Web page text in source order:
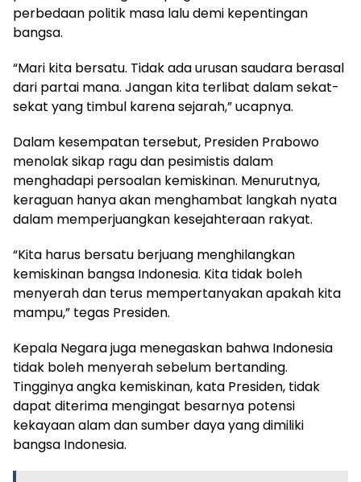
perbedaan politik masa lalu demi kepentingan
bangsa.
“Mari kita bersatu. Tidak ada urusan saudara berasal
dari partai mana. Jangan kita terlibat dalam sekat-
sekat yang timbul karena sejarah,” ucapnya.
Dalam kesempatan tersebut, Presiden Prabowo
menolak sikap ragu dan pesimistis dalam
menghadapi persoalan kemiskinan. Menurutnya,
keraguan hanya akan menghambat langkah nyata
dalam memperjuangkan kesejahteraan rakyat.
“Kita harus bersatu berjuang menghilangkan
kemiskinan bangsa Indonesia. Kita tidak boleh
menyerah dan terus mempertanyakan apakah kita
mampu,” tegas Presiden.
Kepala Negara juga menegaskan bahwa Indonesia
tidak boleh menyerah sebelum bertanding.
Tingginya angka kemiskinan, kata Presiden, tidak
dapat diterima mengingat besarnya potensi
kekayaan alam dan sumber daya yang dimiliki
bangsa Indonesia.